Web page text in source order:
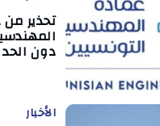
تحذير
دون الحد
الأخبار